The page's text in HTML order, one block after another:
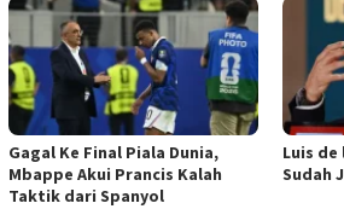
Gagal Ke Final Piala Dunia,
Mbappe Akui Prancis Kalah
Taktik dari Spanyol
Luis
Sudah